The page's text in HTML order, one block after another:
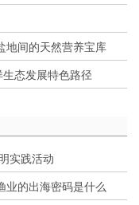
地间的天然营养宝库
态发展特色路径
实践活动
业的出海密码是什么